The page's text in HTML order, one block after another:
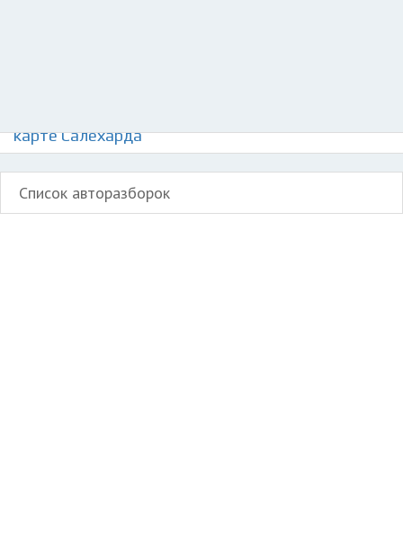
карте Салехарда
Список авторазборок